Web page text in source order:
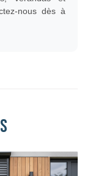
nous dès à